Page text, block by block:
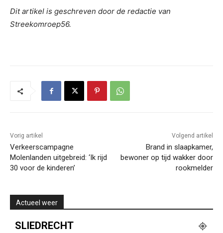
Dit artikel is geschreven door de redactie van
Streekomroep56.
Vorig artikel
Verkeerscampagne
Molenlanden uitgebreid: ‘Ik rijd
30 voor de kinderen’
Volgend artikel
Brand in slaapkamer,
bewoner op tijd wakker door
rookmelder
Actueel weer
SLIEDRECHT